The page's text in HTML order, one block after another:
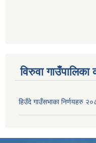
विरुवा गाउँपालिका
हिउँदे गाउँसभाका निर्णयहरु